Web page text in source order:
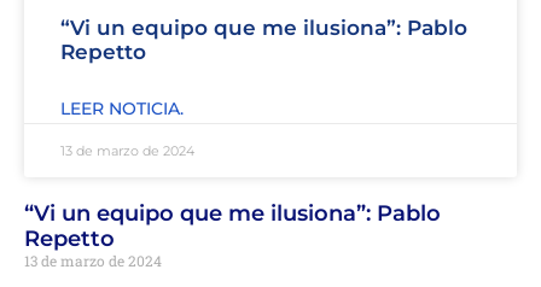
“Vi un equipo que me ilusiona”: Pablo
Repetto
LEER NOTICIA.
13 de marzo de 2024
“Vi un equipo que me ilusiona”: Pablo
Repetto
13 de marzo de 2024